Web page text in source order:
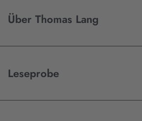
Über Thomas Lang
Leseprobe